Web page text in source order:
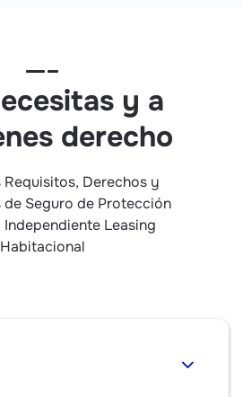
y a
derecho
Derechos y
Seguro de Protección
Leasing
Habitacional